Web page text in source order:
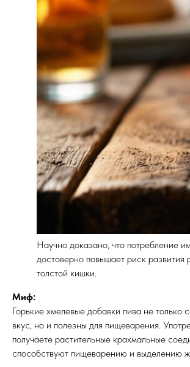
Научно доказано, что потребление
достоверно повышает риск развития
толстой кишки.
Миф:
Горькие хмелевые добавки пива не только
вкус, но и полезны для пищеварения.
получаете растительные крахмальные
способствуют пищеварению и выделению